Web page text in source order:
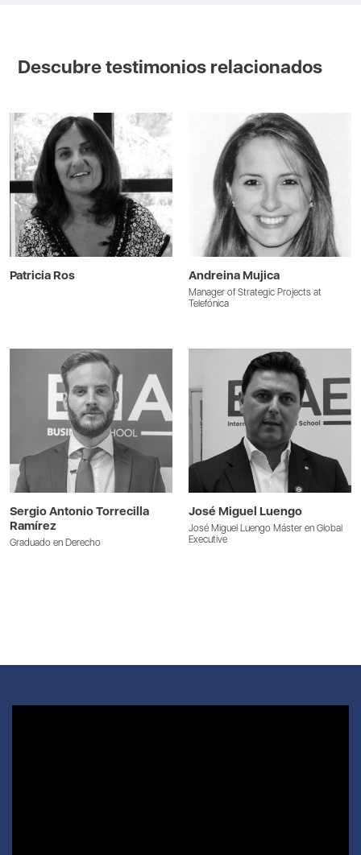
Descubre testimonios relacionados
Patricia Ros Andreina Mujica
Manager of Strategic Projects at
Telefónica
Sergio Antonio Torrecilla
Ramírez
Graduado en Derecho
José Miguel Luengo
José Miguel Luengo Máster en Global
Executive